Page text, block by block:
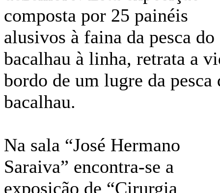
composta por 25 painéis
alusivos à faina da pesca do
bacalhau à linha, retrata a
bordo de um lugre da pesca
bacalhau.
Na sala “José Hermano
Saraiva” encontra-se a
exposição de “Cirurgia